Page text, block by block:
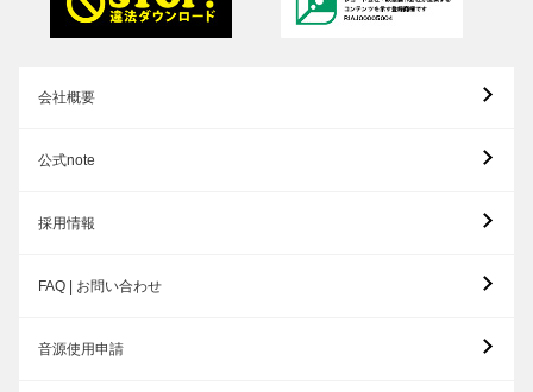
会社概要
公式note
採用情報
FAQ | お問い合わせ
音源使用申請